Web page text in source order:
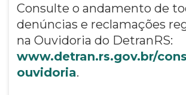
Consulte o andamento de
denúncias e reclamações
na Ouvidoria do DetranRS:
www.detran.rs.gov.br/
ouvidoria.